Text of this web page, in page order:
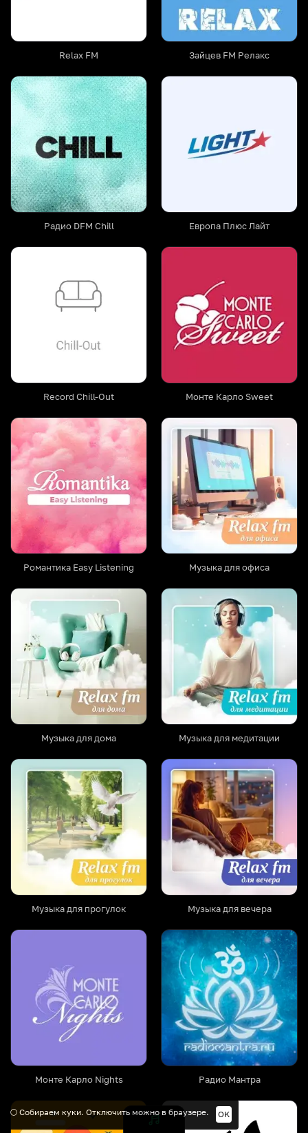
Relax FM Зайцев FM Релакс
Радио DFM Chill Европа Плюс Лайт
Record Chill-Out Монте Карло Sweet
Романтика Easy Listening Музыка для офиса
Музыка для дома Музыка для медитации
Музыка для прогулок Музыка для вечера
Монте Карло Nights Радио Мантра
🌕 Собираем куки. Отключить можно в браузере. OK